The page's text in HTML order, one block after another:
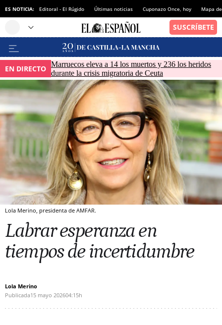
ES NOTICIA: Editoral - El Rúgido Últimas noticias Cuponazo Once, hoy Mapa
EN DIRECTO Marruecos eleva a 14 los muertos y 236 los heridos
durante la crisis migratoria de Ceuta
Lola Merino, presidenta de AMFAR.
Labrar esperanza en
tiempos de incertidumbre
Lola Merino
Publicada15 mayo 202604:15h